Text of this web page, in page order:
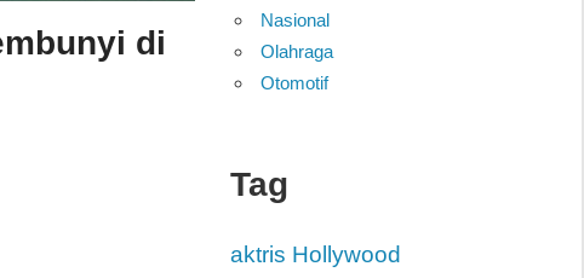
di
Nasional
Olahraga
Otomotif
Tag
aktris Hollywood